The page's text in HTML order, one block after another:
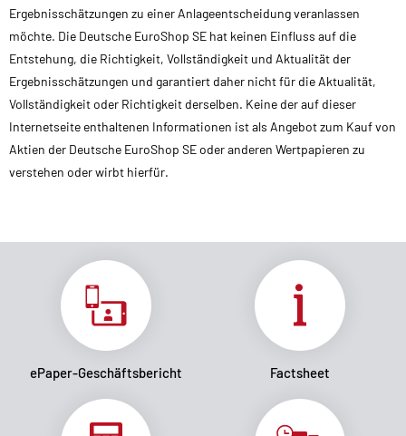
Ergebnisschätzungen zu einer Anlageentscheidung veranlassen
möchte. Die Deutsche EuroShop SE hat keinen Einfluss auf die
Entstehung, die Richtigkeit, Vollständigkeit und Aktualität der
Ergebnisschätzungen und garantiert daher nicht für die Aktualität,
Vollständigkeit oder Richtigkeit derselben. Keine der auf dieser
Internetseite enthaltenen Informationen ist als Angebot zum Kauf von
Aktien der Deutsche EuroShop SE oder anderen Wertpapieren zu
verstehen oder wirbt hierfür.
ePaper-Geschäftsbericht Factsheet